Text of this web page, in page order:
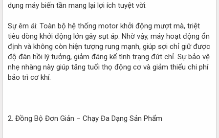
dụng máy biến tần mang lại lợi ích tuyệt vời:
Sự êm ái: Toàn bộ hệ thống motor khởi động mượt mà, triệt
tiêu dòng khởi động lớn gây sụt áp. Nhờ vậy, máy hoạt động ổn
định và không còn hiện tượng rung mạnh, giúp sợi chỉ giữ được
độ đàn hồi lý tưởng, giảm đáng kể tình trạng đứt chỉ. Sự bảo vệ
nhẹ nhàng này giúp tăng tuổi thọ động cơ và giảm thiểu chi phí
bảo trì cơ khí.
2. Đồng Bộ Đơn Giản – Chạy Đa Dạng Sản Phẩm